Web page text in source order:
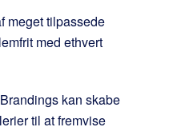
meget tilpassede
med ethvert
Brandings kan skabe
til at fremvise